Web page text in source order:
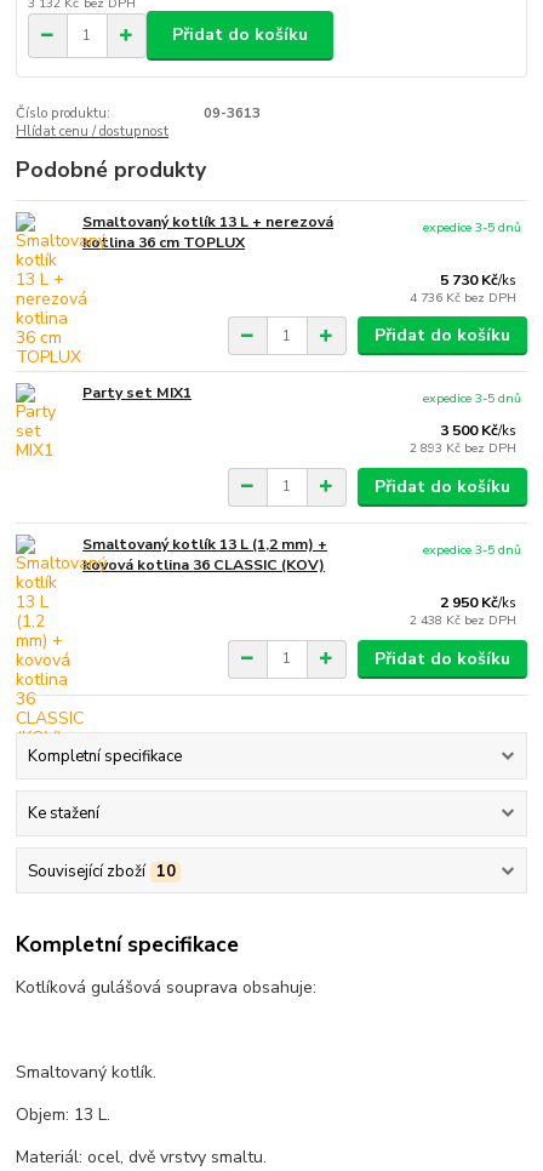
Přidat do košíku
Číslo produktu:
09-3613
Hlídat cenu / dostupnost
Podobné produkty
Smaltovaný kotlík 13 L + nerezová
kotlina 36 cm TOPLUX
5 730 Kč/ks
4 736 Kč bez DPH
expedice 3-5 dnů
Přidat do košíku
Party set MIX1
3 500 Kč/ks
2 893 Kč bez DPH
expedice 3-5 dnů
Přidat do košíku
Smaltovaný kotlík 13 L (1,2 mm) +
kovová kotlina 36 CLASSIC (KOV)
2 950 Kč/ks
2 438 Kč bez DPH
expedice 3-5 dnů
Přidat do košíku
Kompletní specifikace
Ke stažení
Související zboží 10
Kompletní specifikace
Kotlíková gulášová souprava obsahuje:
Smaltovaný kotlík.
Objem: 13 L.
Materiál: ocel, dvě vrstvy smaltu.